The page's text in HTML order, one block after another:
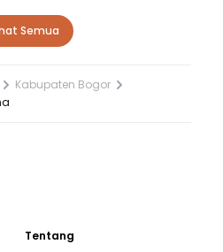
Semua
Kabupaten Bogor
Tentang